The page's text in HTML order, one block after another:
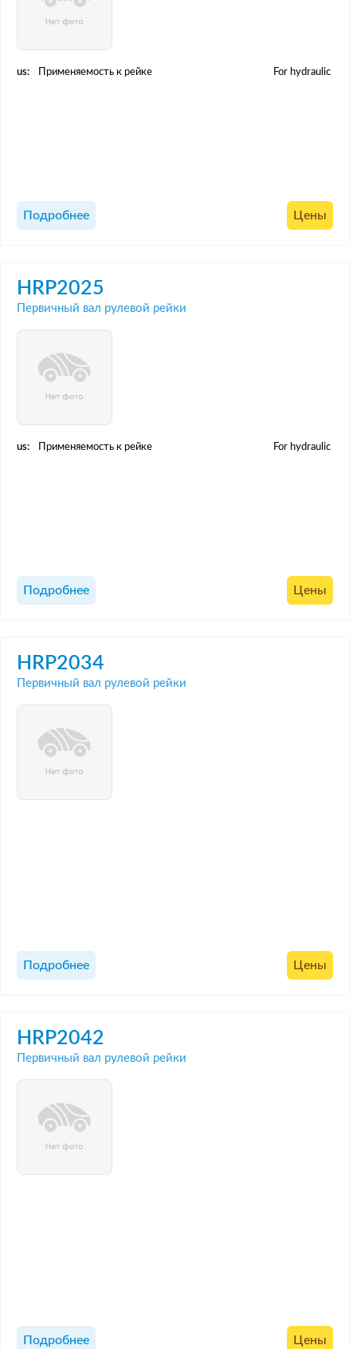
us: Применяемость к рейке For hydraulic
Подробнее Цены
HRP2025
Первичный вал рулевой рейки
us: Применяемость к рейке For hydraulic
Подробнее Цены
HRP2034
Первичный вал рулевой рейки
Подробнее Цены
HRP2042
Первичный вал рулевой рейки
Подробнее Цены